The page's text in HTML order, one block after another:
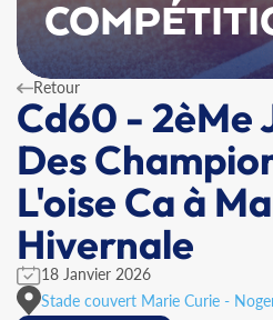
Retour
Cd60 - 2èMe
Des
L'oise Ca à
Hivernale
18 Janvier 2026
Stade couvert Marie Curie -